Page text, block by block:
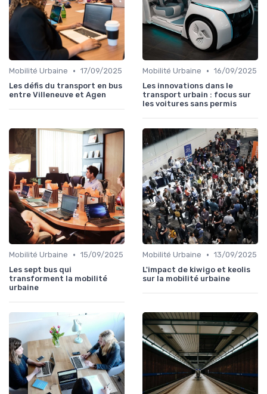
Mobilité Urbaine • 17/09/2025
Les défis du transport en bus
entre Villeneuve et Agen
Mobilité Urbaine • 16/09/2025
Les innovations dans le
transport urbain : focus sur
les voitures sans permis
Mobilité Urbaine • 15/09/2025
Les sept bus qui
transforment la mobilité
urbaine
Mobilité Urbaine • 13/09/2025
L'impact de kiwigo et keolis
sur la mobilité urbaine